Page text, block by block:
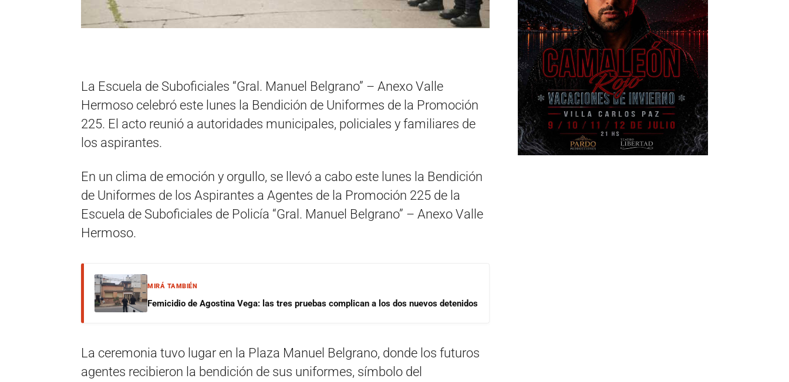
La Escuela de Suboficiales “Gral. Manuel Belgrano” – Anexo Valle
Hermoso celebró este lunes la Bendición de Uniformes de la Promoción
225. El acto reunió a autoridades municipales, policiales y familiares de
los aspirantes.
En un clima de emoción y orgullo, se llevó a cabo este lunes la Bendición
de Uniformes de los Aspirantes a Agentes de la Promoción 225 de la
Escuela de Suboficiales de Policía “Gral. Manuel Belgrano” – Anexo Valle
Hermoso.
MIRÁ TAMBIÉN
Femicidio de Agostina Vega: las tres pruebas complican a los dos nuevos detenidos
La ceremonia tuvo lugar en la Plaza Manuel Belgrano, donde los futuros
agentes recibieron la bendición de sus uniformes, símbolo del